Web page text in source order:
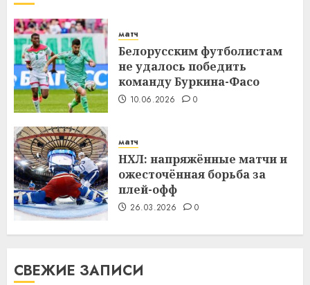
матч
Белорусским футболистам
не удалось победить
команду Буркина-Фасо
10.06.2026 0
матч
НХЛ: напряжённые матчи и
ожесточённая борьба за
плей-офф
26.03.2026 0
СВЕЖИЕ ЗАПИСИ